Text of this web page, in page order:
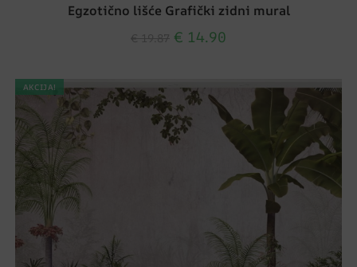
Egzotično lišće Grafički zidni mural
€ 14.90
AKCIJA!